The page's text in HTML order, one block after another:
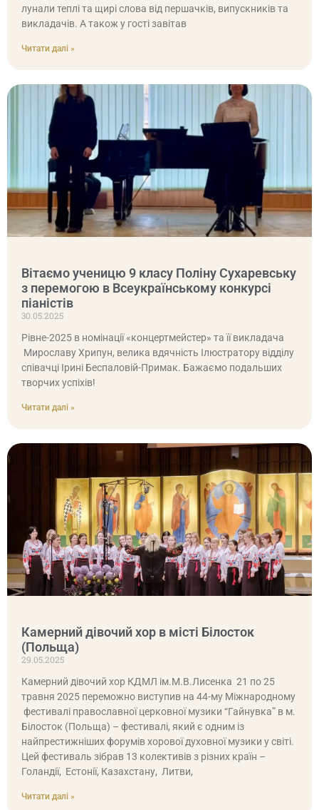
лунали теплі та щирі слова від першачків, випускників та
викладачів. А також у гості завітав
Читати далі »
Вітаємо ученицю 9 класу Поліну Сухаревську
з перемогою в Всеукраїнському конкурсі
піаністів
30.05.2025
Рівне-2025 в номінації «концертмейстер» та її викладача
Мирославу Хрипун, велика вдячність Ілюстратору відділу
співачці Ірині Беспаловій-Примак. Бажаємо подальших
творчих успіхів!
Читати далі »
Камерний дівочий хор в місті Білосток
(Польща)
29.05.2025
Камерний дівочий хор КДМЛ ім.М.В.Лисенка 21 по 25
травня 2025 переможно виступив на 44-му Міжнародному
фестивалі православної церковної музики “Гайнувка” в м.
Білосток (Польща) – фестивалі, який є одним із
найпрестижніших форумів хорової духовної музики у світі.
Цей фестиваль зібрав 13 колективів з різних країн –
Голандії, Естонії, Казахстану, Литви,
Читати далі »